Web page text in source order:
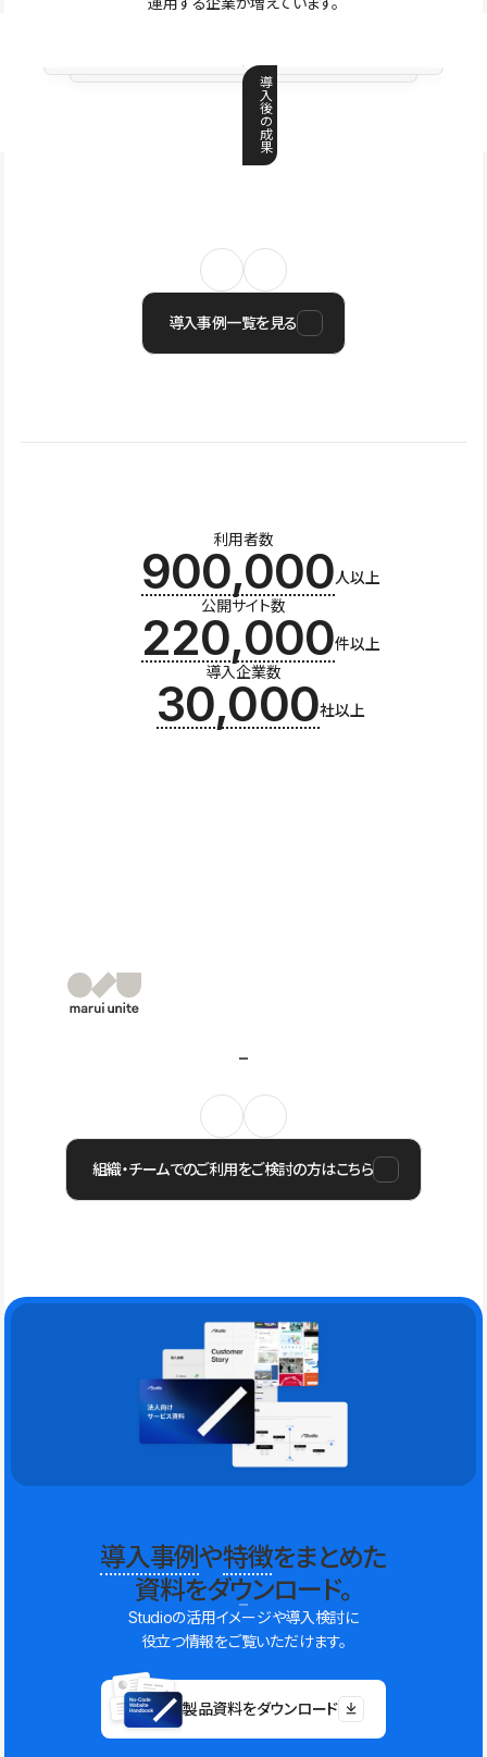
導
入
後
の
成
果
導入事例一覧を見る
利用者数
900,000人以上
公開サイト数
220,000件以上
導入企業数
30,000社以上
組織・チームでのご利用をご検討の方はこちら
導入事例や特徴をまとめた
資料をダウンロード。
Studioの活用イメージや導入検討に
役立つ情報をご覧いただけます。
製品資料をダウンロード